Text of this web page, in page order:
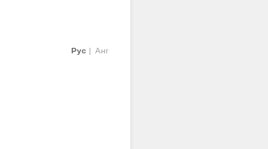
Рус Анг